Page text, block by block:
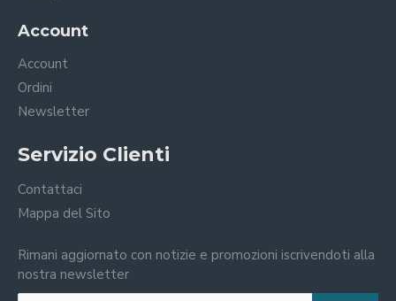
Account
Account
Ordini
Newsletter
Servizio Clienti
Contattaci
Mappa del Sito
Rimani aggiornato con notizie e promozioni iscrivendoti alla
nostra newsletter